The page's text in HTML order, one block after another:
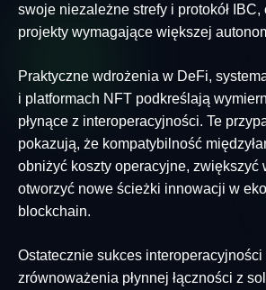
swoje niezależne strefy i protokół IBC,
projekty wymagające większej
Praktyczne wdrożenia w DeFi,
i platformach NFT podkreślają
płynące z interoperacyjności. Te
pokazują, że kompatybilność
obniżyć koszty operacyjne, zwiększyć
otworzyć nowe ścieżki innowacji w
blockchain.
Ostatecznie sukces interoperacyjności
zrównoważenia płynnej łączności z